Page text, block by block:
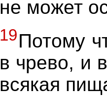
не может
19Потому
в чрево, и
всякая